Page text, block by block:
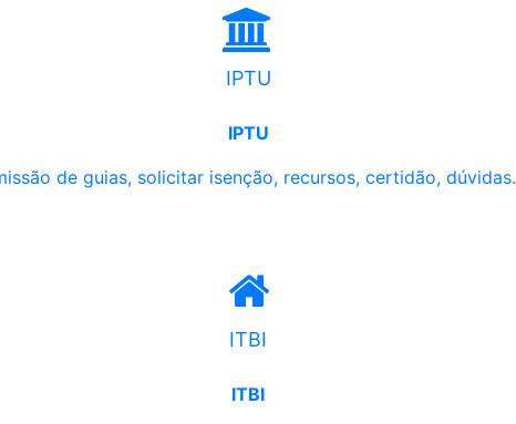
IPTU
IPTU
de guias, solicitar isenção, recursos, certidão, dúvidas.
ITBI
ITBI